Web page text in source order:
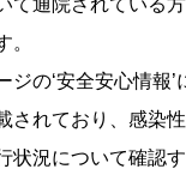
て通院されている
。
の‘安全安心情報’
されており、感染
状況について確認